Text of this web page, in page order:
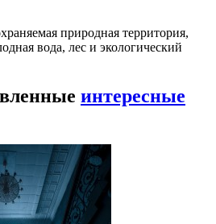
природная территория,
вода, лес и экологический
интересные